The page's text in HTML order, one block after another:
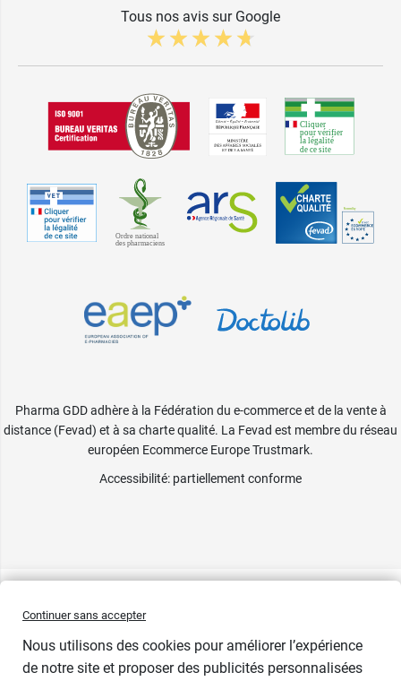
Tous nos avis sur Google
Pharma GDD adhère à la Fédération du e-commerce et de la vente à
distance (Fevad) et à sa charte qualité. La Fevad est membre du réseau
européen Ecommerce Europe Trustmark.
Accessibilité: partiellement conforme
Continuer sans accepter
Nous utilisons des cookies pour améliorer l’expérience
de notre site et proposer des publicités personnalisées